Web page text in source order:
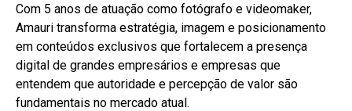
Com 5 anos de atuação como fotógrafo e videomaker,
Amauri transforma estratégia, imagem e posicionamento
em conteúdos exclusivos que fortalecem a presença
digital de grandes empresários e empresas que
entendem que autoridade e percepção de valor são
fundamentais no mercado atual.